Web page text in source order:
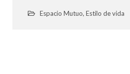
Espacio Mutuo,Estilo de vida